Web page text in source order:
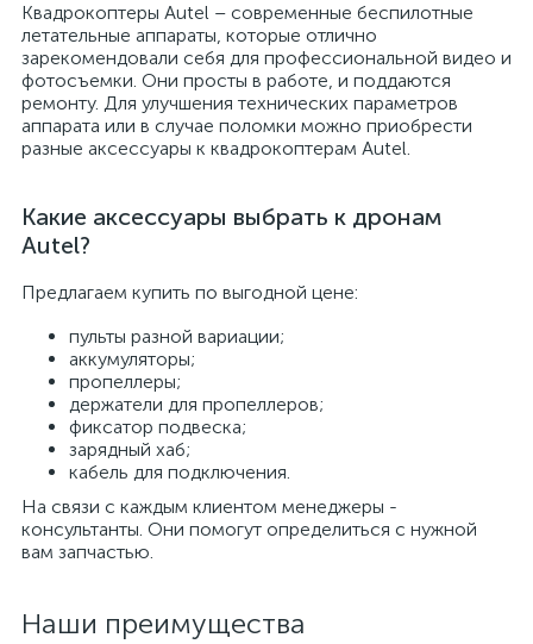
Квадрокоптеры Autel – современные беспилотные
летательные аппараты, которые отлично
зарекомендовали себя для профессиональной видео и
фотосъемки. Они просты в работе, и поддаются
ремонту. Для улучшения технических параметров
аппарата или в случае поломки можно приобрести
разные аксессуары к квадрокоптерам Autel.
Какие аксессуары выбрать к дронам
Autel?
Предлагаем купить по выгодной цене:
пульты разной вариации;
аккумуляторы;
пропеллеры;
держатели для пропеллеров;
фиксатор подвеска;
зарядный хаб;
кабель для подключения.
На связи с каждым клиентом менеджеры -
консультанты. Они помогут определиться с нужной
вам запчастью.
Наши преимущества